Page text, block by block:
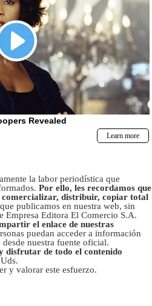
la labor periodística que
Por ello, les recordamos que
distribuir, copiar total
que publicamos en nuestra web, sin
Empresa Editora El Comercio S.A.
el enlace de nuestras
puedan acceder a información
nuestra fuente oficial.
disfrutar de todo el contenido
y valorar este esfuerzo.